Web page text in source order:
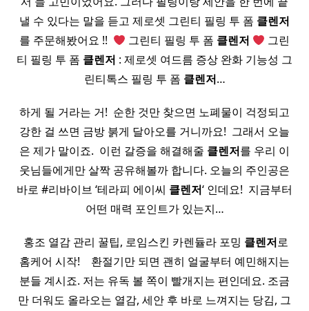
낼 수 있다는 말을 듣고 제로셋 그린티 필링 투 폼 클렌저
를 주문해봤어요 !! ​
‍ 그린티 필링 투 폼 클렌저
‍ 그린
티 필링 투 폼 클렌저 : 제로셋 여드름 증상 완화 기능성 그
린티톡스 필링 투 폼 클렌저…
하게 될 거라는 거! ​ 순한 것만 찾으면 노폐물이 걱정되고
강한 걸 쓰면 금방 붉게 달아오를 거니까요! ​ 그래서 오늘
은 제가 말이죠. ​ 이런 갈증을 해결해줄 클렌저를 우리 이
웃님들에게만 살짝 공유해볼까 합니다. 오늘의 주인공은
바로 #리바이브 ‘테라피 에이씨 클렌저‘ 인데요! ​ 지금부터
어떤 매력 포인트가 있는지…
​ 홍조 열감 관리 꿀팁, 로임스킨 카렌듈라 포밍 클렌저로
홈케어 시작! ​ ​ ​ 환절기만 되면 괜히 얼굴부터 예민해지는
분들 계시죠. 저는 유독 볼 쪽이 빨개지는 편인데요. 조금
만 더워도 올라오는 열감, 세안 후 바로 느껴지는 당김, 그